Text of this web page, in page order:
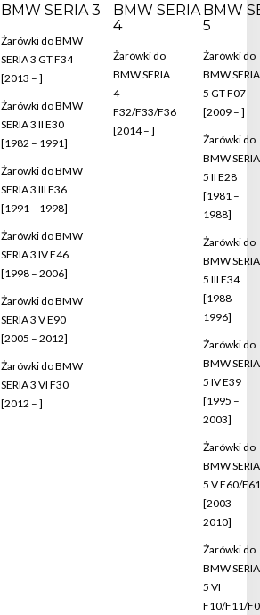
BMW SERIA 3
Żarówki do BMW
SERIA 3 GT F34
[2013 – ]
Żarówki do BMW
SERIA 3 II E30
[1982 – 1991]
Żarówki do BMW
SERIA 3 III E36
[1991 – 1998]
Żarówki do BMW
SERIA 3 IV E46
[1998 – 2006]
Żarówki do BMW
SERIA 3 V E90
[2005 – 2012]
Żarówki do BMW
SERIA 3 VI F30
[2012 – ]
BMW SERIA
4
Żarówki do
BMW SERIA
4
F32/F33/F36
[2014 – ]
BMW
5
Żarówki do
BMW SERIA
5 GT F07
[2009 – ]
Żarówki do
BMW SERIA
5 II E28
[1981 –
1988]
Żarówki do
BMW SERIA
5 III E34
[1988 –
1996]
Żarówki do
BMW SERIA
5 IV E39
[1995 –
2003]
Żarówki do
BMW SERIA
5 V E60/E61
[2003 –
2010]
Żarówki do
BMW SERIA
5 VI
F10/F11/